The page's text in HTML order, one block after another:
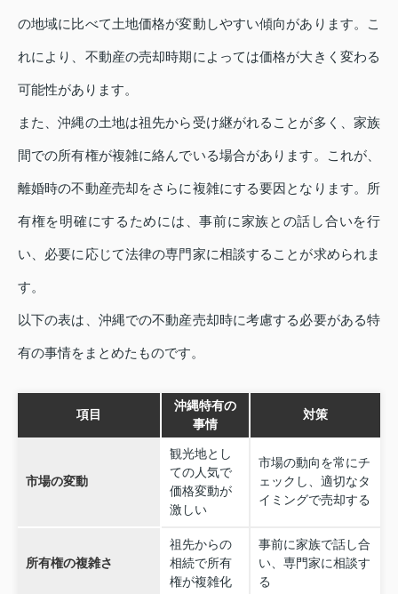
の地域に比べて土地価格が変動しやすい傾向があります。こ
れにより、不動産の売却時期によっては価格が大きく変わる
可能性があります。
また、沖縄の土地は祖先から受け継がれることが多く、家族
間での所有権が複雑に絡んでいる場合があります。これが、
離婚時の不動産売却をさらに複雑にする要因となります。所
有権を明確にするためには、事前に家族との話し合いを行
い、必要に応じて法律の専門家に相談することが求められま
す。
以下の表は、沖縄での不動産売却時に考慮する必要がある特
有の事情をまとめたものです。
項目
沖縄特有の
事情
対策
市場の変動
観光地とし
ての人気で
価格変動が
激しい
市場の動向を常にチ
ェックし、適切なタ
イミングで売却する
所有権の複雑さ
祖先からの
相続で所有
権が複雑化
事前に家族で話し合
い、専門家に相談す
る